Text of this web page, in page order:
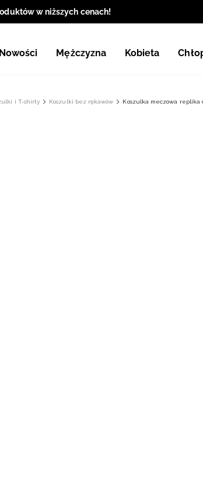
w niższych cenach!
Nowości Mężczyzna Kobieta
i T-shirty Koszulki bez rękawów Koszulka meczowa replika